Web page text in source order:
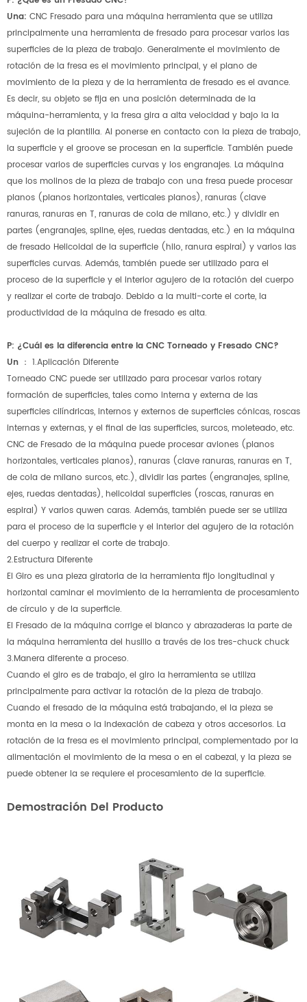
Una: CNC Fresado para una máquina herramienta que se utiliza
principalmente una herramienta de fresado para procesar varios las
superficies de la pieza de trabajo. Generalmente el movimiento de
rotación de la fresa es el movimiento principal, y el plano de
movimiento de la pieza y de la herramienta de fresado es el avance.
Es decir, su objeto se fija en una posición determinada de la
máquina-herramienta, y la fresa gira a alta velocidad y bajo la la
sujeción de la plantilla. Al ponerse en contacto con la pieza de trabajo,
la superficie y el groove se procesan en la superficie. También puede
procesar varios de superficies curvas y los engranajes. La máquina
que los molinos de la pieza de trabajo con una fresa puede procesar
planos (planos horizontales, verticales planos), ranuras (clave
ranuras, ranuras en T, ranuras de cola de milano, etc.) y dividir en
partes (engranajes, spline, ejes, ruedas dentadas, etc.) en la máquina
de fresado Helicoidal de la superficie (hilo, ranura espiral) y varios las
superficies curvas. Además, también puede ser utilizado para el
proceso de la superficie y el interior agujero de la rotación del cuerpo
y realizar el corte de trabajo. Debido a la multi-corte el corte, la
productividad de la máquina de fresado es alta.
P: ¿Cuál es la diferencia entre la CNC Torneado y Fresado CNC?
Un ： 1.Aplicación Diferente
Torneado CNC puede ser utilizado para procesar varios rotary
formación de superficies, tales como interna y externa de las
superficies cilíndricas, internos y externos de superficies cónicas, roscas
internas y externas, y el final de las superficies, surcos, moleteado, etc.
CNC de Fresado de la máquina puede procesar aviones (planos
horizontales, verticales planos), ranuras (clave ranuras, ranuras en T,
de cola de milano surcos, etc.), dividir las partes (engranajes, spline,
ejes, ruedas dentadas), helicoidal superficies (roscas, ranuras en
espiral) Y varios quwen caras. Además, también puede ser se utiliza
para el proceso de la superficie y el interior del agujero de la rotación
del cuerpo y realizar el corte de trabajo.
2.Estructura Diferente
El Giro es una pieza giratoria de la herramienta fijo longitudinal y
horizontal caminar el movimiento de la herramienta de procesamiento
de círculo y de la superficie.
El Fresado de la máquina corrige el blanco y abrazaderas la parte de
la máquina herramienta del husillo a través de los tres-chuck chuck
3.Manera diferente a proceso.
Cuando el giro es de trabajo, el giro la herramienta se utiliza
principalmente para activar la rotación de la pieza de trabajo.
Cuando el fresado de la máquina está trabajando, el la pieza se
monta en la mesa o la indexación de cabeza y otros accesorios. La
rotación de la fresa es el movimiento principal, complementado por la
alimentación el movimiento de la mesa o en el cabezal, y la pieza se
puede obtener la se requiere el procesamiento de la superficie.
Demostración Del Producto